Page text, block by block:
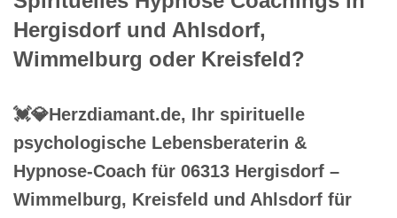
Hergisdorf und Ahlsdorf,
Wimmelburg oder Kreisfeld?
💓️💎Herzdiamant.de, Ihr spirituelle
psychologische Lebensberaterin &
Hypnose-Coach für 06313 Hergisdorf –
Wimmelburg, Kreisfeld und Ahlsdorf für